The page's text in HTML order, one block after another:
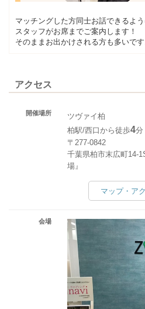
マッチングした方同士お話できるよう
スタッフがお席までご案内します！
そのままお出かけされる方も多いで
アクセス
開催場所
ツヴァイ柏
柏駅/西口から徒歩4分
〒277-0842
千葉県柏市末広町14-
場』
マップ・ア
会場